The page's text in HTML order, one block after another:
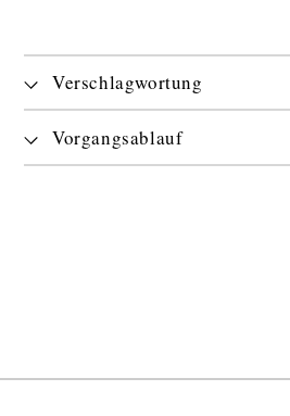
Verschlagwortung
Vorgangsablauf